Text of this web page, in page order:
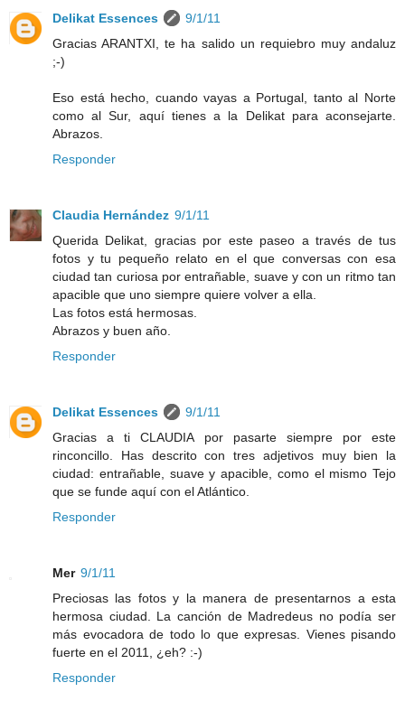
Delikat Essences
9/1/11
Gracias ARANTXI, te ha salido un requiebro muy andaluz
;-)
Eso está hecho, cuando vayas a Portugal, tanto al Norte
como al Sur, aquí tienes a la Delikat para aconsejarte.
Abrazos.
Responder
Claudia Hernández 9/1/11
Querida Delikat, gracias por este paseo a través de tus
fotos y tu pequeño relato en el que conversas con esa
ciudad tan curiosa por entrañable, suave y con un ritmo tan
apacible que uno siempre quiere volver a ella.
Las fotos está hermosas.
Abrazos y buen año.
Responder
Delikat Essences
9/1/11
Gracias a ti CLAUDIA por pasarte siempre por este
rinconcillo. Has descrito con tres adjetivos muy bien la
ciudad: entrañable, suave y apacible, como el mismo Tejo
que se funde aquí con el Atlántico.
Responder
Mer 9/1/11
Preciosas las fotos y la manera de presentarnos a esta
hermosa ciudad. La canción de Madredeus no podía ser
más evocadora de todo lo que expresas. Vienes pisando
fuerte en el 2011, ¿eh? :-)
Responder